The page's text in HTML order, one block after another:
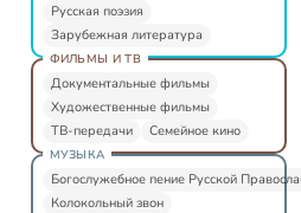
Русская поэзия
Зарубежная литература
ФИЛЬМЫ И ТВ
Документальные фильмы
Художественные фильмы
ТВ-передачи
Семейное кино
МУЗЫКА
Богослужебное пение Русской
Колокольный звон